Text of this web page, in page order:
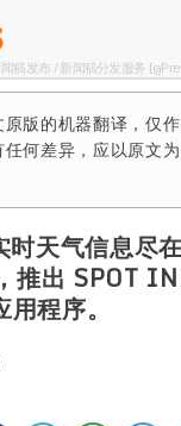
稿发布 / 新闻稿分发服务
版的机器翻译，仅作
何差异，应以原文
天气信息尽
推出 SPOT
程序。